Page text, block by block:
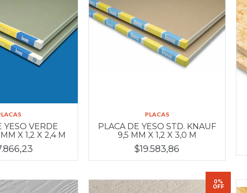
YESO VERDE
X 1,2 X 2,4 M
PLACAS
PLACA DE YESO STD. KNAUF
9,5 MM X 1,2 X 3,0 M
$19.583,86
0%
OFF